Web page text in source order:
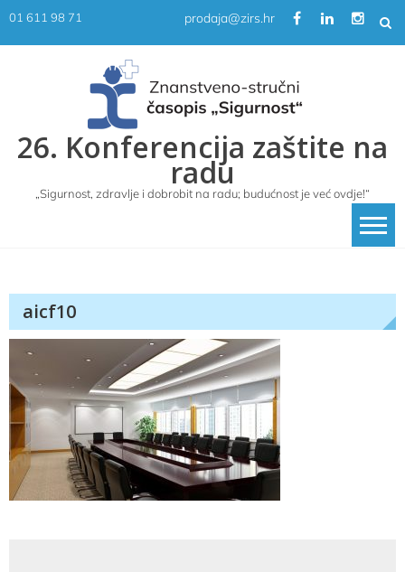
Skip01 611 98 71 prodaja@zirs.hr
26. Konferencija zaštite na
radu
„Sigurnost, zdravlje i dobrobit na radu; budućnost je već ovdje!“
aicf10